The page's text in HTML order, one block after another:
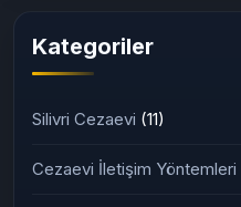
Kategoriler
Silivri Cezaevi (11)
Cezaevi İletişim Yöntemleri